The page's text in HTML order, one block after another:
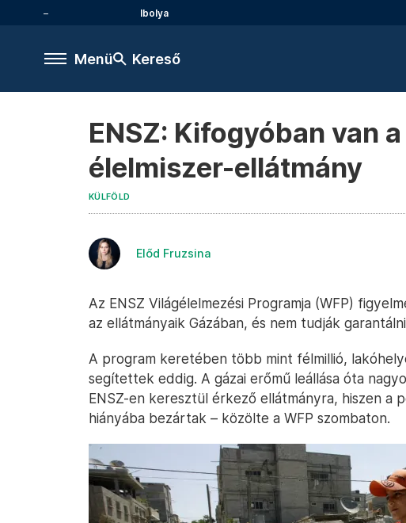
Ibolya
Menü Kereső
ENSZ: Kifogyóban van
élelmiszer-ellátmány
KÜLFÖLD
Előd Fruzsina
Az ENSZ Világélelmezési Programja (WFP)
az ellátmányaik Gázában, és nem tudják
A program keretében több mint félmillió,
segítettek eddig. A gázai erőmű leállása óta
ENSZ-en keresztül érkező ellátmányra, hiszen a
hiányába bezártak – közölte a WFP szombaton.